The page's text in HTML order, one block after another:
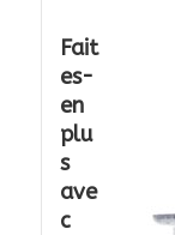
Fait
es-
en
plu
s
ave
c